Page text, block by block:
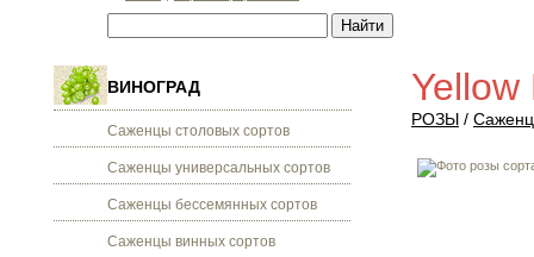
ВИНОГРАД
Саженцы столовых сортов
Саженцы универсальных сортов
Саженцы бессемянных сортов
Саженцы винных сортов
РОЗЫ /